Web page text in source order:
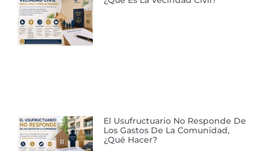
El Usufructuario No Responde De
Los Gastos De La Comunidad,
¿qué Hacer?